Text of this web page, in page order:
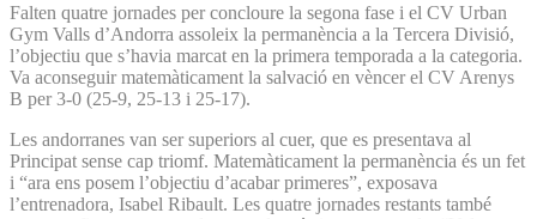
Falten quatre jornades per concloure la segona fase i el CV Urban
Gym Valls d’Andorra assoleix la permanència a la Tercera Divisió,
l’objectiu que s’havia marcat en la primera temporada a la categoria.
Va aconseguir matemàticament la salvació en vèncer el CV Arenys
B per 3-0 (25-9, 25-13 i 25-17).
Les andorranes van ser superiors al cuer, que es presentava al
Principat sense cap triomf. Matemàticament la permanència és un fet
i “ara ens posem l’objectiu d’acabar primeres”, exposava
l’entrenadora, Isabel Ribault. Les quatre jornades restants també